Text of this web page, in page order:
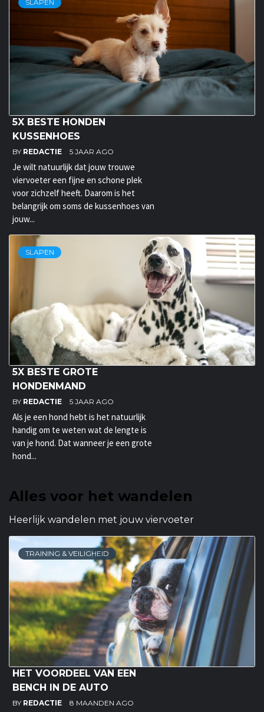
SLAPEN
5X BESTE HONDEN
KUSSENHOES
BY REDACTIE 5 JAAR AGO
Je wilt natuurlijk dat jouw trouwe
viervoeter een fijne en schone plek
voor zichzelf heeft. Daarom is het
belangrijk om soms de kussenhoes van
jouw...
SLAPEN
5X BESTE GROTE
HONDENMAND
BY REDACTIE 5 JAAR AGO
Als je een hond hebt is het natuurlijk
handig om te weten wat de lengte is
van je hond. Dat wanneer je een grote
hond...
Alles voor het wandelen
Heerlijk wandelen met jouw viervoeter
TRAINING & VEILIGHEID
HET VOORDEEL VAN EEN
BENCH IN DE AUTO
BY REDACTIE 8 MAANDEN AGO